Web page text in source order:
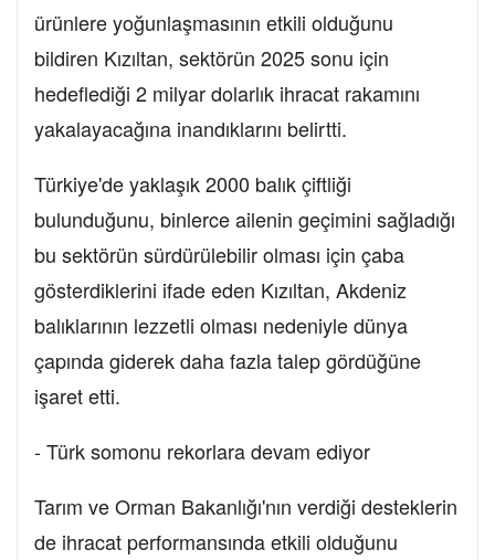
ürünlere yoğunlaşmasının etkili olduğunu
bildiren Kızıltan, sektörün 2025 sonu için
hedeflediği 2 milyar dolarlık ihracat rakamını
yakalayacağına inandıklarını belirtti.
Türkiye'de yaklaşık 2000 balık çiftliği
bulunduğunu, binlerce ailenin geçimini sağladığı
bu sektörün sürdürülebilir olması için çaba
gösterdiklerini ifade eden Kızıltan, Akdeniz
balıklarının lezzetli olması nedeniyle dünya
çapında giderek daha fazla talep gördüğüne
işaret etti.
- Türk somonu rekorlara devam ediyor
Tarım ve Orman Bakanlığı'nın verdiği desteklerin
de ihracat performansında etkili olduğunu